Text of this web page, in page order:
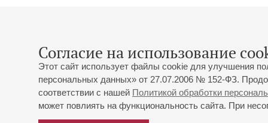
Согласие на использование
Этот сайт использует файлы cookie для улучшения
персональных данных» от 27.07.2006 № 152-ФЗ.
соответствии с нашей Политикой обработки
может повлиять на функциональность сайта. При